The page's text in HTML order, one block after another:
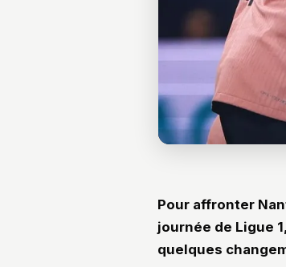
Pour affronter
journée de Ligue
quelques